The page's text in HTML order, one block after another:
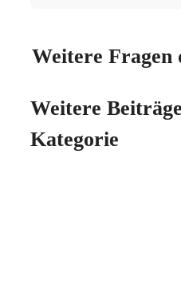
Weitere Fragen
Weitere
Kategorie